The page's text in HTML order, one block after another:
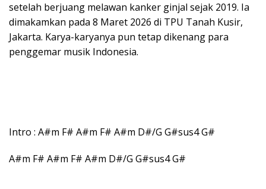
setelah berjuang melawan kanker ginjal sejak 2019. Ia
dimakamkan pada 8 Maret 2026 di TPU Tanah Kusir,
Jakarta. Karya-karyanya pun tetap dikenang para
penggemar musik Indonesia.
Intro : A#m F# A#m F# A#m D#/G G#sus4 G#
A#m F# A#m F# A#m D#/G G#sus4 G#